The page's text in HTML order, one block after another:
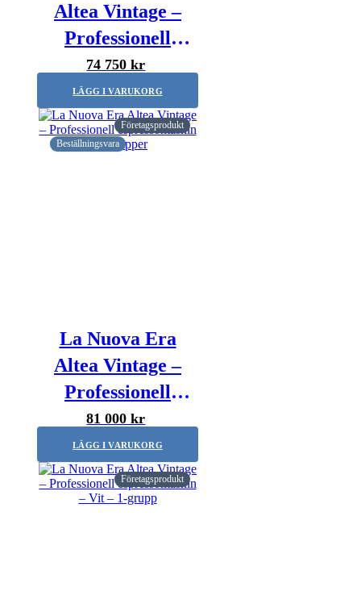
Altea Vintage –
Professionell
espressomaskin –
2-grupper
74 750 kr
LÄGG I VARUKORG
Beställningsvara
Företagsprodukt
La Nuova Era
Altea Vintage –
Professionell
espressomaskin –
3-grupper
81 000 kr
LÄGG I VARUKORG
Företagsprodukt